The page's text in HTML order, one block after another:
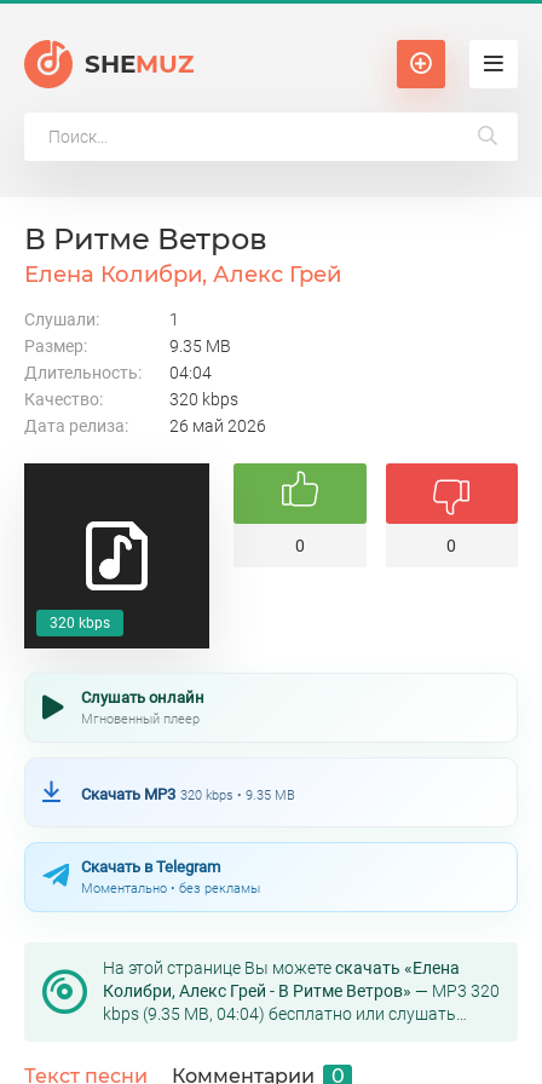
SHEMUZ
320 kbps
В Ритме Ветров
Елена Колибри, Алекс Грей
Слушали:
1
Размер:
9.35 MB
Длительность:
04:04
Качество:
320 kbps
Дата релиза:
26 май 2026
0 0
Слушать онлайн
Мгновенный плеер
Скачать MP3 320 kbps • 9.35 MB
Скачать в Telegram
Моментально • без рекламы
На этой странице Вы можетескачать «Елена
Колибри, Алекс Грей - В Ритме Ветров» — MP3 320
kbps (9.35 MB, 04:04) бесплатно или слушать
Текст песни Комментарии 0